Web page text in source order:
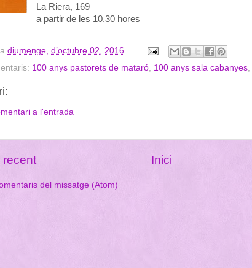
La Riera, 169
a partir de les 10.30 hores
a diumenge, d’octubre 02, 2016
100 anys pastorets de mataró, 100 anys sala cabanyes,
a l'entrada
recent Inici
del missatge (Atom)